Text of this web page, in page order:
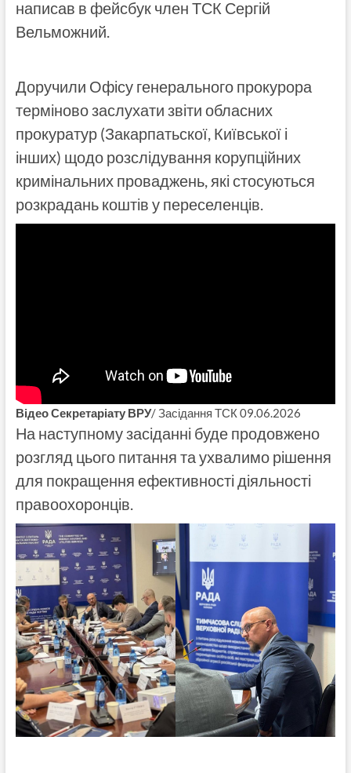
написав в фейсбук член ТСК Сергій
Вельможний.
Доручили Офісу генерального прокурора
терміново заслухати звіти обласних
прокуратур (Закарпатьскої, Київської і
інших) щодо розслідування корупційних
кримінальних проваджень, які стосуються
розкрадань коштів у переселенців.
Відео Секретаріату ВРУ/ Засідання ТСК 09.06.2026
На наступному засіданні буде продовжено
розгляд цього питання та ухвалимо рішення
для покращення ефективності діяльності
правоохоронців.